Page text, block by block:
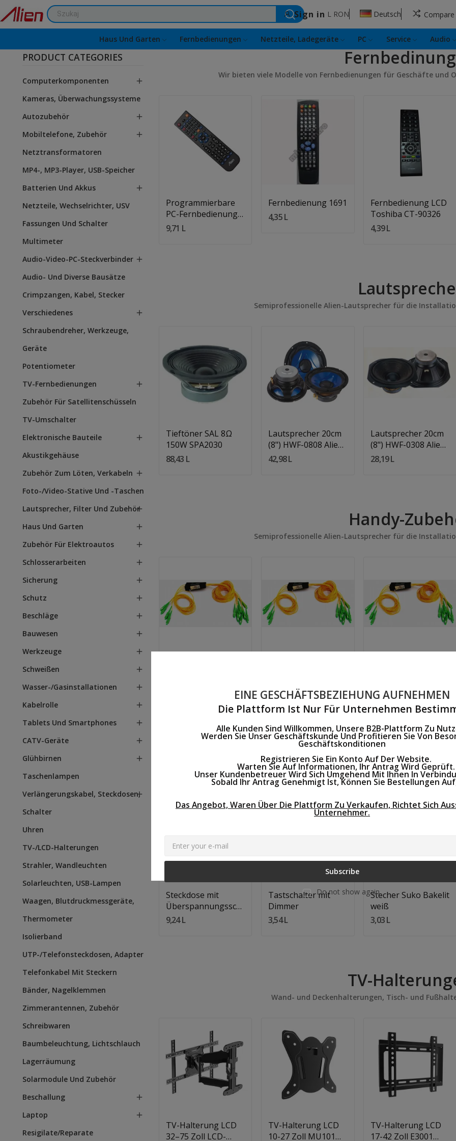
Sign in L RON Deutsch Compare
Haus Und Garten
Fernbedienungen Netzteile, Ladegeräte PC Service Audio
PRODUCT CATEGORIES
Computerkomponenten 
Kameras, Überwachungssysteme
Autozubehör

Mobiltelefone, Zubehör 
Netztransformatoren
MP4-, MP3-Player, USB-Speicher
Batterien Und Akkus

Netzteile, Wechselrichter, USV
Fassungen Und Schalter
Multimeter
Audio-Video-PC-Steckverbinder 
Audio- Und Diverse Bausätze
Crimpzangen, Kabel, Stecker
Verschiedenes

Schraubendreher, Werkzeuge,
Geräte
Potentiometer
TV-Fernbedienungen

Zubehör Für Satellitenschüsseln
TV-Umschalter
Elektronische Bauteile

Akustikgehäuse
Zubehör Zum Löten, Verkabeln 
Foto-/Video-Stative Und -Taschen
Lautsprecher, Filter Und Zubehör

Haus Und Garten 
Zubehör Für Elektroautos 
Schlosserarbeiten 
Sicherung 
Schutz 
Beschläge 
Bauwesen 
Werkzeuge 
Schweißen 
Wasser-/Gasinstallationen 
Kabelrolle 
Tablets Und Smartphones 
CATV-Geräte 
Glühbirnen 
Taschenlampen
Verlängerungskabel, Steckdosen,
Schalter

Uhren
TV-/LCD-Halterungen
Strahler, Wandleuchten
Solarleuchten, USB-Lampen
Waagen, Blutdruckmessgeräte,
Thermometer
Isolierband
UTP-/Telefonsteckdosen, Adapter
Telefonkabel Mit Steckern
Bänder, Nagelklemmen
Zimmerantennen, Zubehör
Schreibwaren
Baumbeleuchtung, Lichtschlauch
Lagerräumung
Solarmodule Und Zubehör
Beschallung

Laptop 
Resigilate/Reparate
Wir bieten viele Modelle von Fernbedienungen für Geschäfte und
In Den Warenkorb
Programmierbare
PC-Fernbedienung
4in1 HQ
9,71 L
Quantity:
In Den Warenkorb
Fernbedienung 1691
4,35 L
Quantity:
In Den Warenkorb
Fernbedienung LCD
Toshiba CT-90326
4,39 L
Semiprofessionelle Alien-Lautsprecher für die
Quantity:
In Den Warenkorb
Tieftöner SAL 8Ω
150W SPA2030
88,43 L
Quantity:
In Den Warenkorb
Lautsprecher 20cm
(8") HWF-0808 Alien
8Ω
42,98 L
Quantity:
Lautsprecher 20cm
(8") HWF-0308 Alien
4Ω
28,19 L
Handy-
Semiprofessionelle Alien-Lautsprecher für die
Ausgänge
139,43 L
53,63 L
Netzkabel, Verlängerungskabel,
Quantity:
Steckdose mit
Überspannungsschutz
Alien
9,24 L
Tastschalter mit
Dimmer
3,54 L
Stecher Suko Bakelit
weiß
3,03 L
TV-
Wand- und Deckenhalterungen, Tisch- und
Quantity:
In Den Warenkorb
TV-Halterung LCD
32–75 Zoll LCD-
Quantity:
In Den Warenkorb
TV-Halterung LCD
10-27 Zoll MU101
Quantity:
In Den Warenkorb
TV-Halterung LCD
17-42 Zoll E3001
EINE GESCHÄFTSBEZIEHUNG AUFNEHMEN
Die Plattform Ist Nur Für Unternehmen
Alle Kunden Sind Willkommen, Unsere B2B-Plattform Zu
Werden Sie Unser Geschäftskunde Und Profitieren Sie Von
Geschäftskonditionen
Registrieren Sie Ein Konto Auf Der Website.
Warten Sie Auf Informationen, Ihr Antrag Wird Geprüft.
Unser Kundenbetreuer Wird Sich Umgehend Mit Ihnen In
Sobald Ihr Antrag Genehmigt Ist, Können Sie Bestellungen
Das Angebot, Waren Über Die Plattform Zu Verkaufen, Richtet Sich
Unternehmer.
Subscribe
Do not show again.